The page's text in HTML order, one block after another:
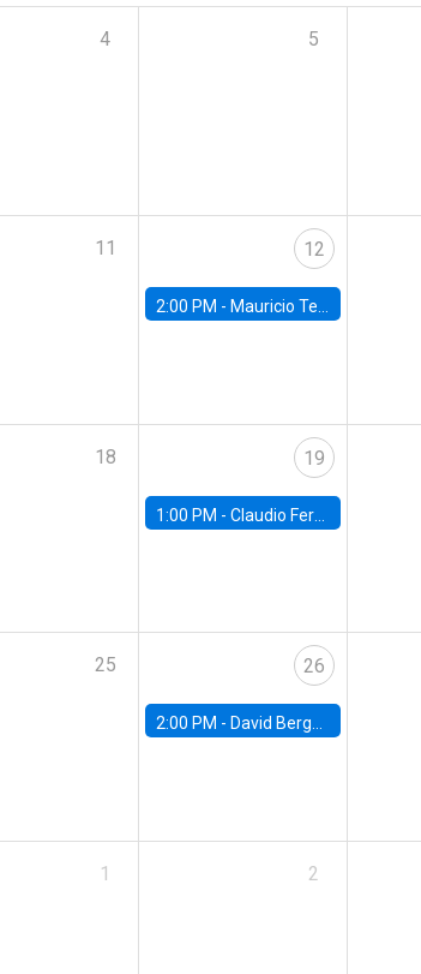
4 5
11 12
2:00 PM - Mauricio Tejada, UDP
18 19
1:00 PM - Claudio Ferraz, British Columbia
25 26
2:00 PM - David Berger, Duke
1 2